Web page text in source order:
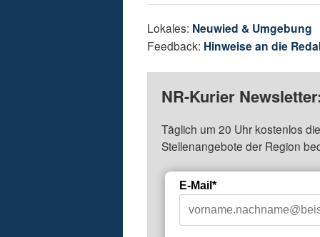
Lokales: Neuwied & Umgebung
Feedback: Hinweise an die
NR-Kurier
Täglich um 20 Uhr kostenlos
Stellenangebote der Region
E-Mail*